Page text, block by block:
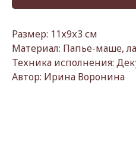
Размер: 11х9х3 см
Материал: Папье-маше,
Техника исполнения:
Автор: Ирина Воронина